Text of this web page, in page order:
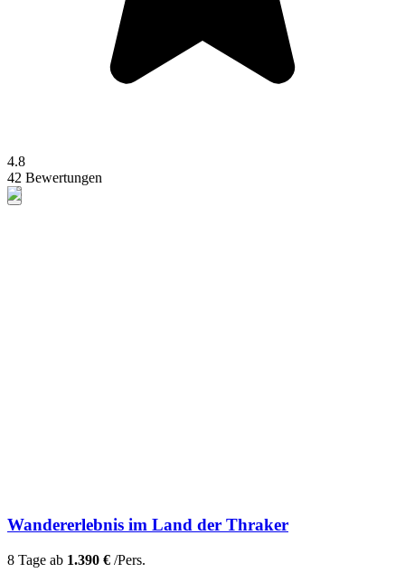
4.8
42 Bewertungen
Wandererlebnis im Land der Thraker
8 Tage ab 1.390 € /Pers.